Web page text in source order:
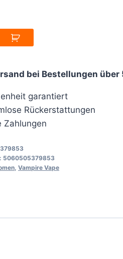
bei Bestellungen über
garantiert
Rückerstattungen
Zahlungen
5060505379853
Vampire Vape